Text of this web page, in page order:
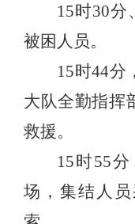
15时30分
被困人员。
15时44分
大队全勤指挥
救援。
15时55
场，集结人